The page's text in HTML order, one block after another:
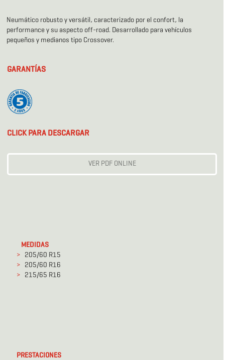
Neumático robusto y versátil, caracterizado por el confort, la
performance y su aspecto off-road. Desarrollado para vehículos
pequeños y medianos tipo Crossover.
GARANTÍAS
CLICK PARA DESCARGAR
VER PDF ONLINE
MEDIDAS
205/60 R15
205/60 R16
215/65 R16
PRESTACIONES